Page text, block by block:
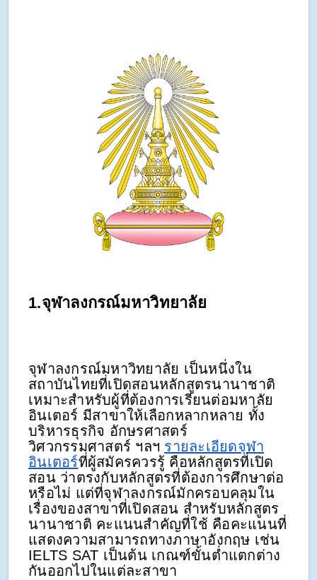
1.จุฬาลงกรณ์มหาวิทยาลัย
จุฬาลงกรณ์มหาวิทยาลัย เป็นหนึ่งใน
สถาบันไทยที่เปิดสอนหลักสูตรนานาชาติ
เหมาะสำหรับผู้ที่ต้องการเรียนต่อมหาลัย
อินเตอร์ มีสาขาให้เลือกหลากหลาย ทั้ง
บริหารธุรกิจ อักษรศาสตร์
วิศวกรรมศาสตร์ ฯลฯ รายละเอียดจุฬา
อินเตอร์ที่ผู้สมัครควรรู้ คือหลักสูตรที่เปิด
สอน ว่าตรงกับหลักสูตรที่ต้องการศึกษาต่อ
หรือไม่ แต่ที่จุฬาลงกรณ์มักครอบคลุมใน
เรื่องของสาขาที่เปิดสอน สำหรับหลักสูตร
นานาชาติ คะแนนสำคัญที่ใช้ คือคะแนนที่
แสดงความสามารถทางภาษาอังกฤษ เช่น
IELTS SAT เป็นต้น เกณฑ์ขั้นต่ำแตกต่าง
กันออกไปในแต่ละสาขา